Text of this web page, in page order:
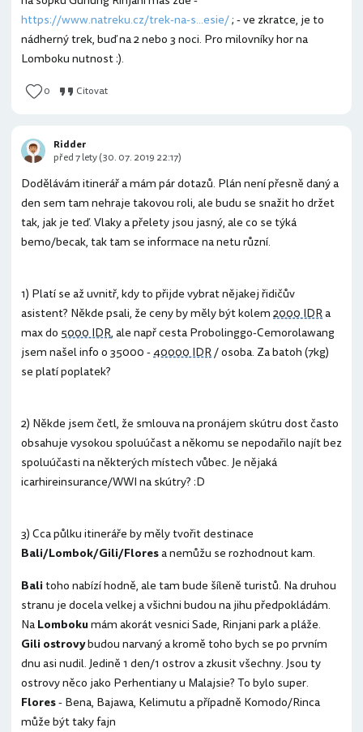
https://www.natreku.cz/trek-na-s...esie/; - ve zkratce, je to
nádherný trek, buď na 2 nebo 3 noci. Pro milovníky hor na
Lomboku nutnost :).
0 Citovat
Dodělávám itinerář a mám pár dotazů. Plán není přesně daný a
den sem tam nehraje takovou roli, ale budu se snažit ho držet
tak, jak je teď. Vlaky a přelety jsou jasný, ale co se týká
bemo/becak, tak tam se informace na netu různí.
1) Platí se až uvnitř, kdy to přijde vybrat nějakej řidičův
asistent? Někde psali, že ceny by měly být kolem2000 IDRa
max do 5000 IDR, ale např cesta Probolinggo-Cemorolawang
jsem našel info o 35000 -40000 IDR/ osoba. Za batoh (7kg)
se platí poplatek?
2) Někde jsem četl, že smlouva na pronájem skútru dost často
obsahuje vysokou spoluúčast a někomu se nepodařilo najít bez
spoluúčasti na některých místech vůbec. Je nějaká
icarhireinsurance/WWI na skútry? :D
3) Cca půlku itineráře by měly tvořit destinace
Bali/Lombok/Gili/Floresa nemůžu se rozhodnout kam.
Balitoho nabízí hodně, ale tam bude šíleně turistů. Na druhou
stranu je docela velkej a všichni budou na jihu předpokládám.
NaLombokumám akorát vesnici Sade, Rinjani park a pláže.
Gili ostrovybudou narvaný a kromě toho bych se po prvním
dnu asi nudil. Jedině 1 den/1 ostrov a zkusit všechny. Jsou ty
ostrovy něco jako Perhentiany u Malajsie? To bylo super.
Flores- Bena, Bajawa, Kelimutu a případně Komodo/Rinca
může být taky fajn
Ridder
před 7 lety (30. 07. 2019 22:17)